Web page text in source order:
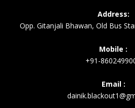
Address:
Opp. Gitanjali Bhawan, Old Bus
Mobile :
+91-
Email :